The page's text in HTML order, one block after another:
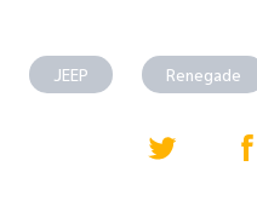
JEEP Renegade